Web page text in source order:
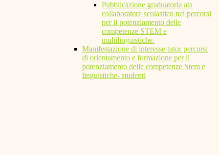
Pubblicazione graduatoria ata
collaboratore scolastico nei percorsi
per il potenziamento delle
competenze STEM e
multilinguistiche.
Manifestazione di interesse tutor percorsi
di orientamento e formazione per il
potenziamento delle competenze Stem e
linguistiche- studenti